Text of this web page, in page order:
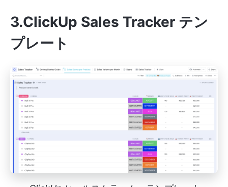
3.ClickUp Sales Tracker テン
プレート